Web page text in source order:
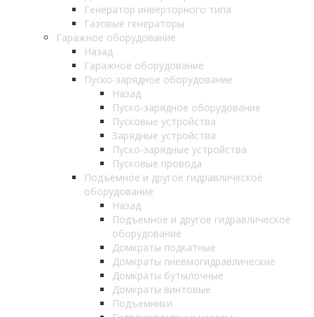
Генератор инверторного типа
Газовые генераторы
Гаражное оборудование
Назад
Гаражное оборудование
Пуско-зарядное оборудование
Назад
Пуско-зарядное оборудование
Пусковые устройства
Зарядные устройства
Пуско-зарядные устройства
Пусковые провода
Подъемное и другое гидравлическое
оборудование
Назад
Подъемное и другое гидравлическое
оборудование
Домкраты подкатные
Домкраты пневмогидравлические
Домкраты бутылочные
Домкраты винтовые
Подъемники